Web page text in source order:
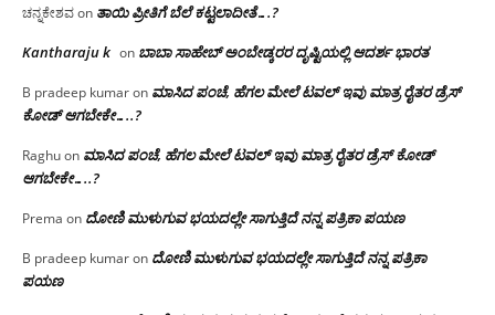
ಚನ್ನಕೇಶವon ತಾಯಿ ಪ್ರೀತಿಗೆ ಬೆಲೆ ಕಟ್ಟಲಾದೀತೆ….?
Kantharaju k on ಬಾಬಾ ಸಾಹೇಬ್ ಅಂಬೇಡ್ಕರರ ದೃಷ್ಟಿಯಲ್ಲಿ ಆದರ್ಶ ಭಾರತ
B pradeep kumaron ಮಾಸಿದ ಪಂಚೆ, ಹೆಗಲ ಮೇಲೆ ಟವಲ್‌ ಇವು ಮಾತ್ರ ರೈತರ ಡ್ರೆಸ್‌
ಕೋಡ್ ಆಗಬೇಕೇ…..?‌
Raghuon ಮಾಸಿದ ಪಂಚೆ, ಹೆಗಲ ಮೇಲೆ ಟವಲ್‌ ಇವು ಮಾತ್ರ ರೈತರ ಡ್ರೆಸ್‌ ಕೋಡ್
ಆಗಬೇಕೇ…..?‌
Prema on ದೋಣಿ ಮುಳುಗುವ ಭಯದಲ್ಲೇ ಸಾಗುತ್ತಿದೆ ನನ್ನ ಪತ್ರಿಕಾ ಪಯಣ
B pradeep kumaron ದೋಣಿ ಮುಳುಗುವ ಭಯದಲ್ಲೇ ಸಾಗುತ್ತಿದೆ ನನ್ನ ಪತ್ರಿಕಾ
ಪಯಣ